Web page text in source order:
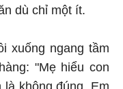
dù chỉ một ít.
xuống ngang tầm
"Mẹ hiểu con
không đúng. Em